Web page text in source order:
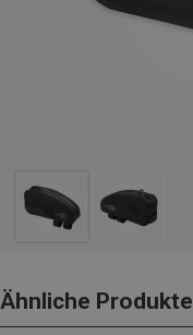
Ähnliche Produkte